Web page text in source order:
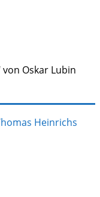
von Oskar Lubin
Heinrichs